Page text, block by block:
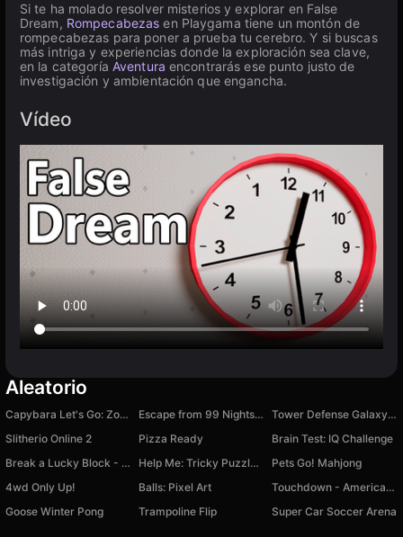
Si te ha molado resolver misterios y explorar en False
Dream, Rompecabezas en Playgama tiene un montón de
rompecabezas para poner a prueba tu cerebro. Y si buscas
más intriga y experiencias donde la exploración sea clave,
en la categoría Aventura encontrarás ese punto justo de
investigación y ambientación que engancha.
Vídeo
Aleatorio
Capybara Let's Go: Zombie Rush Escape from 99 Nights in the Forest: Obby
Tower Defense Galaxy Legend
Slitherio Online 2
Pizza Ready
Brain Test: IQ Challenge
Break a Lucky Block - Get Brainrot!
Help Me: Tricky Puzzle Games
Pets Go! Mahjong
4wd Only Up!
Balls: Pixel Art
Touchdown - American Football Rugby
Goose Winter Pong
Trampoline Flip Super Car Soccer Arena